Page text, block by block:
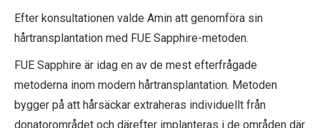
Efter konsultationen valde Amin att genomföra sin
hårtransplantation med FUE Sapphire-metoden.
FUE Sapphire är idag en av de mest efterfrågade
metoderna inom modern hårtransplantation. Metoden
bygger på att hårsäckar extraheras individuellt från
donatorområdet och därefter implanteras i de områden där